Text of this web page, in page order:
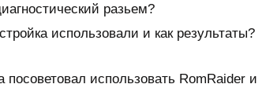
разьем?
использовали и как результаты?
использовать RomRaider и